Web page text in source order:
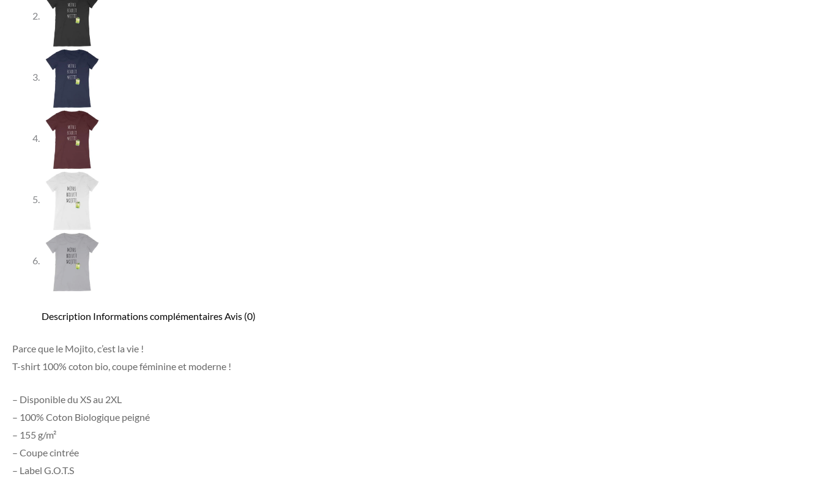
Description Informations complémentaires Avis (0)
Parce que le Mojito, c’est la vie !
T-shirt 100% coton bio, coupe féminine et moderne !
– Disponible du XS au 2XL
– 100% Coton Biologique peigné
– 155 g/m²
– Coupe cintrée
– Label G.O.T.S